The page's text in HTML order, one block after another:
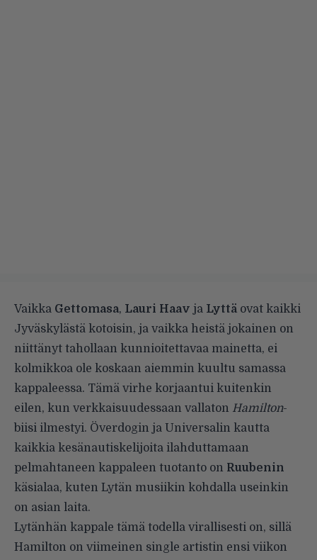
Vaikka Gettomasa, Lauri Haav ja Lyttä ovat kaikki
Jyväskylästä kotoisin, ja vaikka heistä jokainen on
niittänyt tahollaan kunnioitettavaa mainetta, ei
kolmikkoa ole koskaan aiemmin kuultu samassa
kappaleessa. Tämä virhe korjaantui kuitenkin
eilen, kun verkkaisuudessaan vallaton Hamilton-
biisi ilmestyi. Överdogin ja Universalin kautta
kaikkia kesänautiskelijoita ilahduttamaan
pelmahtaneen kappaleen tuotanto on Ruubenin
käsialaa, kuten Lytän musiikin kohdalla useinkin
on asian laita.
Lytänhän kappale tämä todella virallisesti on, sillä
Hamilton on viimeinen single artistin ensi viikon